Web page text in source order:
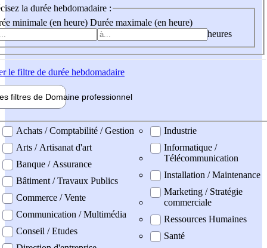
la durée hebdomadaire :
minimale (en heure) Durée maximale (en heure)
heures
le filtre de durée hebdomadaire
filtres de Domaine professionnel
professionel
Achats / Comptabilité / Gestion
Arts / Artisanat d'art
Banque / Assurance
Bâtiment / Travaux Publics
Commerce / Vente
Communication / Multimédia
Conseil / Etudes
Industrie
Informatique /
Télécommunication
Installation / Maintenance
Marketing / Stratégie
commerciale
Ressources Humaines
Santé